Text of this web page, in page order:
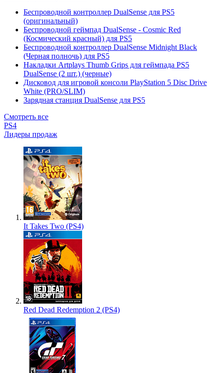
Беспроводной контроллер DualSense для PS5
(оригинальный)
Беспроводной геймпад DualSense - Cosmic Red
(Космический красный) для PS5
Беспроводной контроллер DualSense Midnight Black
(Черная полночь) для PS5
Накладки Artplays Thumb Grips для геймпада PS5
DualSense (2 шт.) (черные)
Дисковод для игровой консоли PlayStation 5 Disc Drive
White (PRO/SLIM)
Зарядная станция DualSense для PS5
Смотреть все
PS4
Лидеры продаж
It Takes Two (PS4)
Red Dead Redemption 2 (PS4)